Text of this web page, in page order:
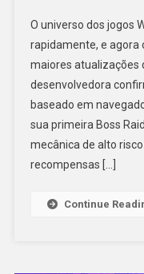
O universo dos jogos
rapidamente, e agora
maiores atualizações
desenvolvedora
baseado em
sua primeira Boss
mecânica de alto
recompensas […]
Continue